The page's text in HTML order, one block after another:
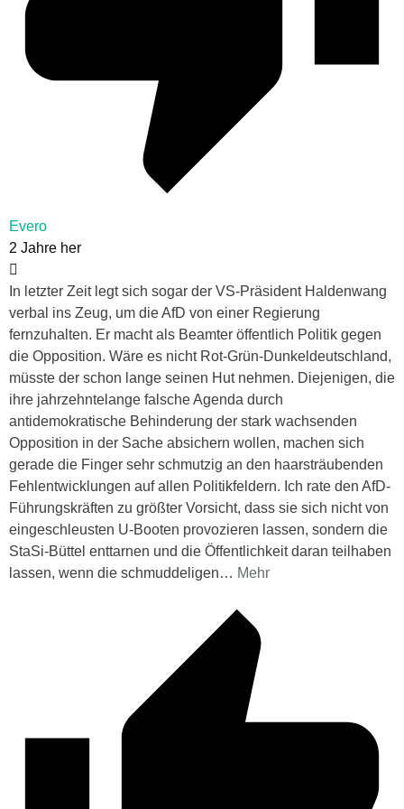
Evero
2 Jahre her
In letzter Zeit legt sich sogar der VS-Präsident Haldenwang
verbal ins Zeug, um die AfD von einer Regierung
fernzuhalten. Er macht als Beamter öffentlich Politik gegen
die Opposition. Wäre es nicht Rot-Grün-Dunkeldeutschland,
müsste der schon lange seinen Hut nehmen. Diejenigen, die
ihre jahrzehntelange falsche Agenda durch
antidemokratische Behinderung der stark wachsenden
Opposition in der Sache absichern wollen, machen sich
gerade die Finger sehr schmutzig an den haarsträubenden
Fehlentwicklungen auf allen Politikfeldern. Ich rate den AfD-
Führungskräften zu größter Vorsicht, dass sie sich nicht von
eingeschleusten U-Booten provozieren lassen, sondern die
StaSi-Büttel enttarnen und die Öffentlichkeit daran teilhaben
lassen, wenn die schmuddeligen… Mehr